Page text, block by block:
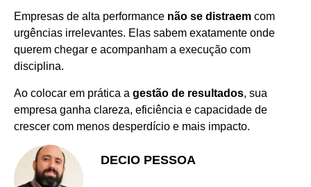
Empresas de alta performance não se distraem com
urgências irrelevantes. Elas sabem exatamente onde
querem chegar e acompanham a execução com
disciplina.
Ao colocar em prática a gestão de resultados, sua
empresa ganha clareza, eficiência e capacidade de
crescer com menos desperdício e mais impacto.
DECIO PESSOA